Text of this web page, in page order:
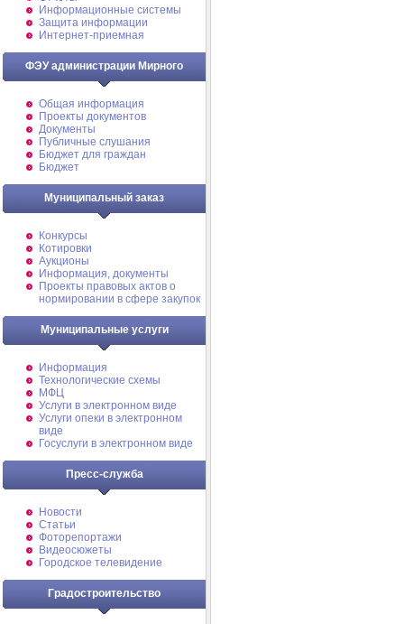
Информационные системы
Защита информации
Интернет-приемная
ФЭУ администрации Мирного
Общая информация
Проекты документов
Документы
Публичные слушания
Бюджет для граждан
Бюджет
Муниципальный заказ
Конкурсы
Котировки
Аукционы
Информация, документы
Проекты правовых актов о
нормировании в сфере закупок
Муниципальные услуги
Информация
Технологические схемы
МФЦ
Услуги в электронном виде
Услуги опеки в электронном
виде
Госуслуги в электронном виде
Пресс-служба
Новости
Статьи
Фоторепортажи
Видеосюжеты
Городское телевидение
Градостроительство